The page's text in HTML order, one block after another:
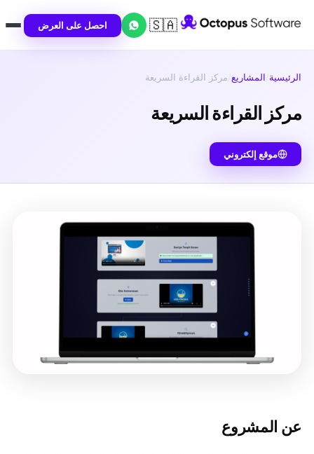
🇸🇦 احصل على العرض
الرئيسية/المشاريع/مركز القراءة السريعة
مركز القراءة السريعة
موقع إلكتروني
عن المشروع